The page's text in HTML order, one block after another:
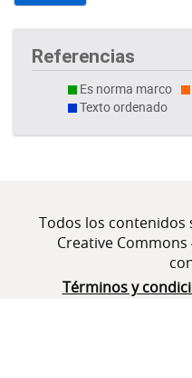
Referencias
Es norma marco
Texto ordenado